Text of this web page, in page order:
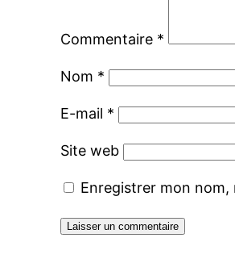
Commentaire *
Nom *
E-mail *
Site web
Enregistrer mon